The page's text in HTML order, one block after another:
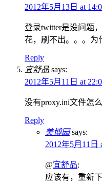
2012年5月13日 at
登录twitter是没问题
花，刷不出。。。为
Reply
宜舒品 says:
2012年5月11日 at
没有proxy.ini文件怎
Reply
美博园 says:
2012年5月11日
@宜舒品:
应该有，重新